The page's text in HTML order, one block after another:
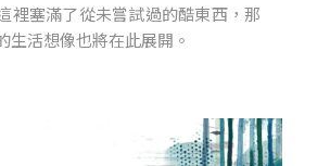
裡塞滿了從未嘗試過的酷東西，那
生活想像也將在此展開。